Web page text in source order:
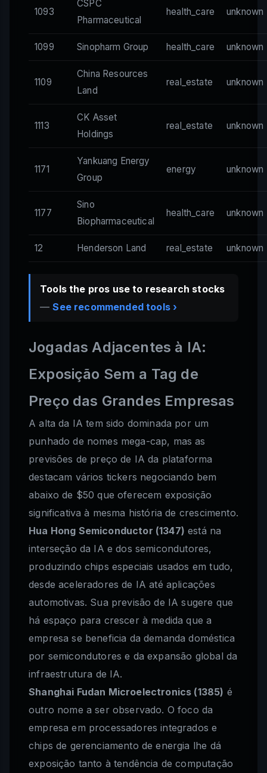
1093
CSPC
Pharmaceutical
health_care unknown
1099 Sinopharm Group health_care unknown
1109
China Resources
Land
real_estate unknown
1113
CK Asset
Holdings
real_estate unknown
1171
Yankuang Energy
Group
energy unknown
1177
Sino
Biopharmaceutical
health_care unknown
12 Henderson Land real_estate unknown
Tools the pros use to research stocks
—See recommended tools ›
Jogadas Adjacentes à IA:
Exposição Sem a Tag de
Preço das Grandes Empresas
A alta da IA tem sido dominada por um
punhado de nomes mega-cap, mas as
previsões de preço de IA da plataforma
destacam vários tickers negociando bem
abaixo de $50 que oferecem exposição
significativa à mesma história de crescimento.
Hua Hong Semiconductor (1347) está na
interseção da IA e dos semicondutores,
produzindo chips especiais usados em tudo,
desde aceleradores de IA até aplicações
automotivas. Sua previsão de IA sugere que
há espaço para crescer à medida que a
empresa se beneficia da demanda doméstica
por semicondutores e da expansão global da
infraestrutura de IA.
Shanghai Fudan Microelectronics (1385) é
outro nome a ser observado. O foco da
empresa em processadores integrados e
chips de gerenciamento de energia lhe dá
exposição tanto à tendência de computação